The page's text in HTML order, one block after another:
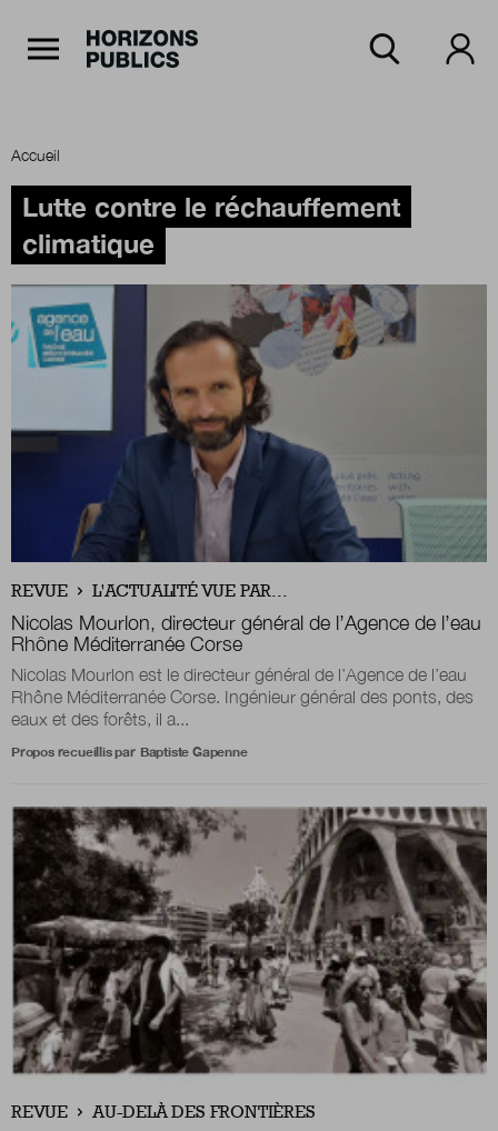
Accueil
Rubriques
Numéros
Boutique
Qui sommes-nous ?
Nous contacter
Newsletter
Renseignez votre email afin de suivre l'actualité
de la transformation publique.
Nous suivre sur Twittersur LinkedIn
sur
Accueil
Lutte contre le réchauffement
climatique
REVUE L'ACTUALITÉ VUE PAR...
Nicolas Mourlon, directeur général de l’Agence de l’eau
Rhône Méditerranée Corse
Nicolas Mourlon est le directeur général de l’Agence de l’eau
Rhône Méditerranée Corse. Ingénieur général des ponts, des
eaux et des forêts, il a...
Propos recueillis par Baptiste Gapenne
REVUE AU-DELÀ DES FRONTIÈRES